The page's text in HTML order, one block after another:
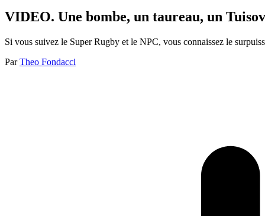
VIDEO. Une bombe, un taureau, un
Si vous suivez le Super Rugby et le NPC, vous connaissez le
Par Theo Fondacci